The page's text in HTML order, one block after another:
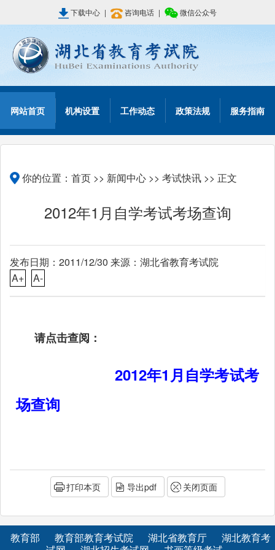
下载中心 | 咨询电话 | 微信公众号
网站首页 机构设置 工作动态 政策法规 服务指南
你的位置： 首页 >> 新闻中心 >> 考试快讯 >> 正文
2012年1月自学考试考场查询
发布日期：2011/12/30 来源：湖北省教育考试院
A+
A-
请点击查阅：
2012年1月自学考试考
场查询
打印本页 导出pdf 关闭页面
教育部 教育部教育考试院 湖北省教育厅
湖北教育考